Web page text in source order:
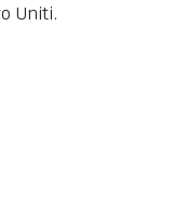
Uniti.